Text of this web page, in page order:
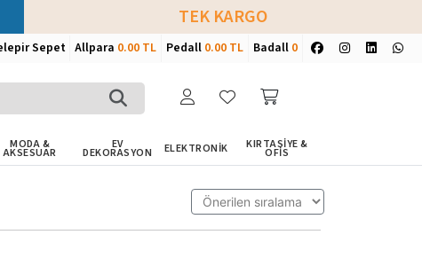
TEK KARGO
Sepet Allpara 0.00 TL Pedall 0.00 TL Badall 0
MODA &
AKSESUAR
EV
DEKORASYON ELEKTRONİK KIRTASİYE &
OFİS